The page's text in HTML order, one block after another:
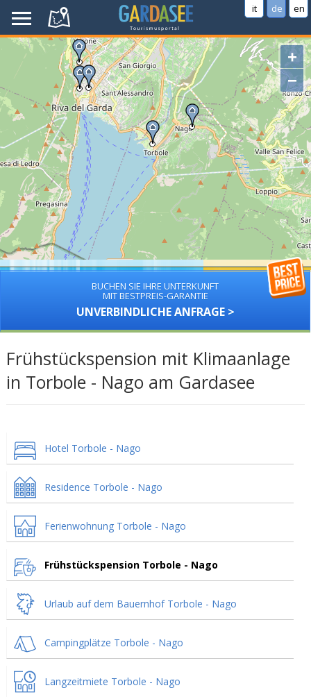
it de en
+
−
BUCHEN SIE IHRE UNTERKUNFT
MIT BESTPREIS-GARANTIE
UNVERBINDLICHE ANFRAGE >
Frühstückspension mit Klimaanlage
in Torbole - Nago am Gardasee
Hotel Torbole - Nago
Residence Torbole - Nago
Ferienwohnung Torbole - Nago
Frühstückspension Torbole - Nago
Urlaub auf dem Bauernhof Torbole - Nago
Campingplätze Torbole - Nago
Langzeitmiete Torbole - Nago